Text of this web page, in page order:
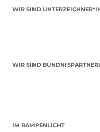
WIR SIND
WIR SIND
IM RAMPENLICHT